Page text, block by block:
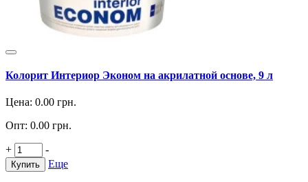
Колорит Интериор Эконом на акрилатной основе, 9 л
Цена: 0.00 грн.
Опт: 0.00 грн.
+ -
Купить Еще